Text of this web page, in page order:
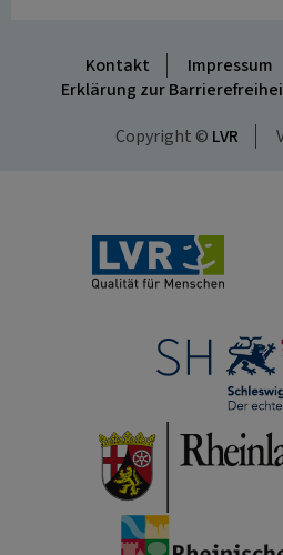
Kontakt Impressum
Erklärung zur
Copyright © LVR